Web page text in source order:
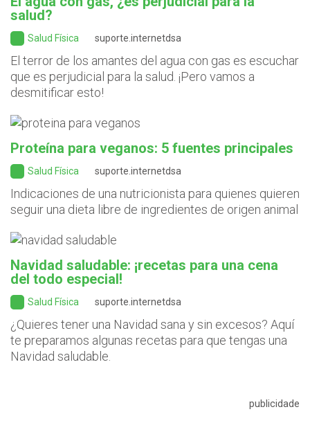
salud?
Salud Física suporte.internetdsa
El terror de los amantes del agua con gas es escuchar
que es perjudicial para la salud. ¡Pero vamos a
desmitificar esto!
Proteína para veganos: 5 fuentes principales
Salud Física suporte.internetdsa
Indicaciones de una nutricionista para quienes quieren
seguir una dieta libre de ingredientes de origen animal
Navidad saludable: ¡recetas para una cena
del todo especial!
Salud Física suporte.internetdsa
¿Quieres tener una Navidad sana y sin excesos? Aquí
te preparamos algunas recetas para que tengas una
Navidad saludable.
publicidade